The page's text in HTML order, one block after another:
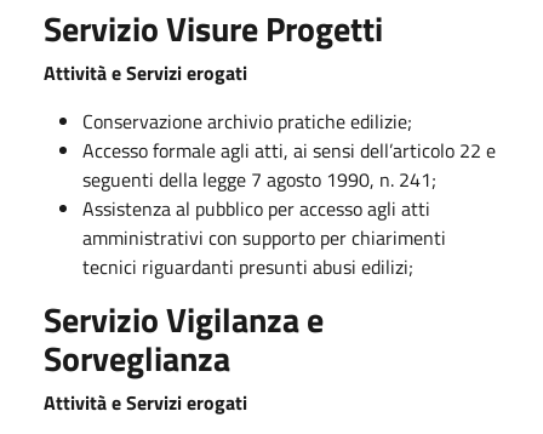
ServizioVisure Progetti
Attività e Servizi erogati
Conservazione archivio pratiche edilizie;
Accesso formale agli atti, ai sensi dell’articolo 22 e
seguenti della legge 7 agosto 1990, n. 241;
Assistenza al pubblico per accesso agli atti
amministrativi con supporto per chiarimenti
tecnici riguardanti presunti abusi edilizi;
ServizioVigilanza e
Sorveglianza
Attività e Servizi erogati